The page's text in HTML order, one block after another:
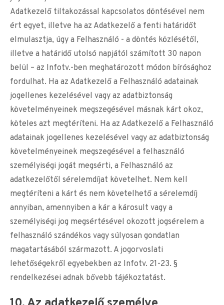
Adatkezelő tiltakozással kapcsolatos döntésével nem
ért egyet, illetve ha az Adatkezelő a fenti határidőt
elmulasztja, úgy a Felhasználó - a döntés közlésétől,
illetve a határidő utolsó napjától számított 30 napon
belül – az Infotv.-ben meghatározott módon bírósághoz
fordulhat. Ha az Adatkezelő a Felhasználó adatainak
jogellenes kezelésével vagy az adatbiztonság
követelményeinek megszegésével másnak kárt okoz,
köteles azt megtéríteni. Ha az Adatkezelő a Felhasználó
adatainak jogellenes kezelésével vagy az adatbiztonság
követelményeinek megszegésével a felhasználó
személyiségi jogát megsérti, a Felhasználó az
adatkezelőtől sérelemdíjat követelhet. Nem kell
megtéríteni a kárt és nem követelhető a sérelemdíj
annyiban, amennyiben a kár a károsult vagy a
személyiségi jog megsértésével okozott jogsérelem a
felhasználó szándékos vagy súlyosan gondatlan
magatartásából származott. A jogorvoslati
lehetőségekről egyebekben az Infotv. 21-23. §
rendelkezései adnak bővebb tájékoztatást.